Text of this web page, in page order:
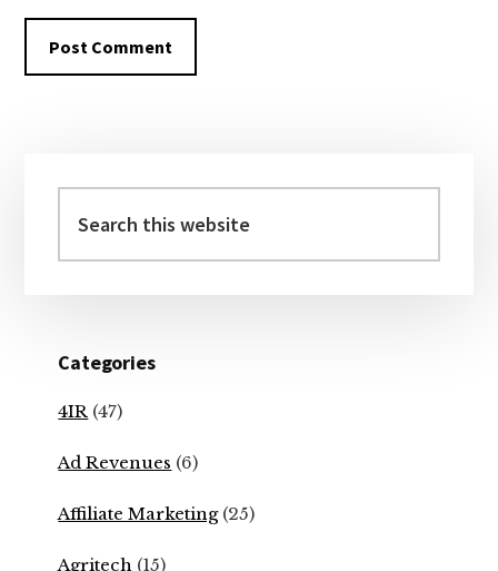
Sidebar
this
website
Categories
4IR (47)
Ad Revenues (6)
Affiliate Marketing(25)
Agritech (15)